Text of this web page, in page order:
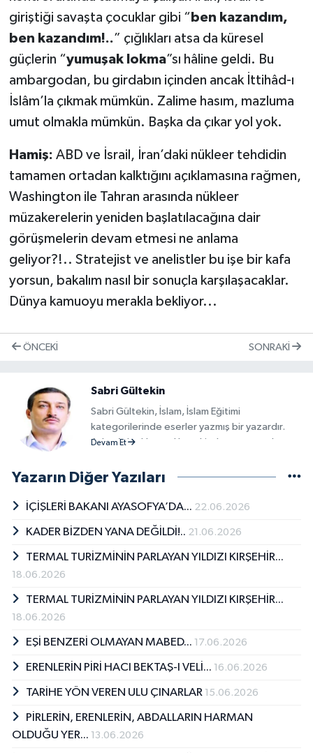
giriştiği savaşta çocuklar gibi “ ben kazandım,
ben kazandım!..” çığlıkları atsa da küresel
güçlerin “yumuşak lokma”sı hâline geldi. Bu
ambargodan, bu girdabın içinden ancak İttihâd-ı
İslâm’la çıkmak mümkün. Zalime hasım, mazluma
umut olmakla mümkün. Başka da çıkar yol yok.
Hamiş: ABD ve İsrail, İran’daki nükleer tehdidin
tamamen ortadan kalktığını açıklamasına rağmen,
Washington ile Tahran arasında nükleer
müzakerelerin yeniden başlatılacağına dair
görüşmelerin devam etmesi ne anlama
geliyor?!.. Stratejist ve anelistler bu işe bir kafa
yorsun, bakalım nasıl bir sonuçla karşılaşacaklar.
Dünya kamuoyu merakla bekliyor...
ÖNCEKI SONRAKI
Sabri Gültekin
Sabri Gültekin, İslam, İslam Eğitimi
kategorilerinde eserler yazmış bir yazardır.
Adım Adım Hac ve Umre kitabının yazarıdır.
Yabancı Dil Kitaplar aracılığıyla kitapseverlerle
buluşmuştur. Sabri Gültekin tarafından yazılan
son kitap &quot;Adım Adım Hac ve
Kitaplar tarafından okurların beğenisine
sunulmuştur.
Devam Et
Yazarın Diğer Yazıları
İÇİŞLERİ BAKANI AYASOFYA’DA... 22.06.2026
KADER BİZDEN YANA DEĞİLDİ!.. 21.06.2026
TERMAL TURİZMİNİN PARLAYAN YILDIZI KIRŞEHİR...
18.06.2026
TERMAL TURİZMİNİN PARLAYAN YILDIZI KIRŞEHİR...
18.06.2026
EŞİ BENZERİ OLMAYAN MABED... 17.06.2026
ERENLERİN PİRİ HACI BEKTAŞ-I VELİ... 16.06.2026
TARİHE YÖN VEREN ULU ÇINARLAR 15.06.2026
PİRLERİN, ERENLERİN, ABDALLARIN HARMAN
OLDUĞU YER... 13.06.2026